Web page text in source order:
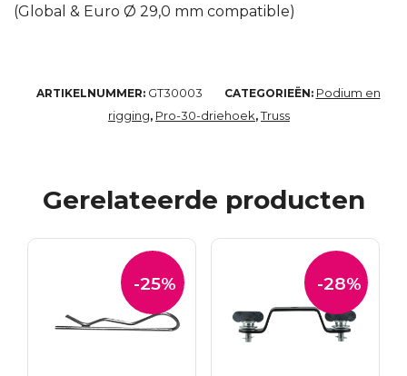
(Global & Euro Ø 29,0 mm compatible)
ARTIKELNUMMER: GT30003 CATEGORIEËN: Podium en
rigging, Pro-30-driehoek,Truss
Gerelateerde producten
-25% -28%